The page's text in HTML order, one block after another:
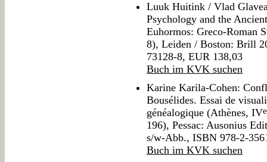
Luuk Huitink / Vlad
Psychology and the
Euhormos: Greco-Roman
8), Leiden / Boston: Brill
73128-8, EUR 138,03
Buch im KVK suchen
Karine Karila-Cohen:
Bousélides. Essai de
généalogique (Athènes, IVe
196), Pessac: Ausonius
s/w-Abb., ISBN 978-2-
Buch im KVK suchen